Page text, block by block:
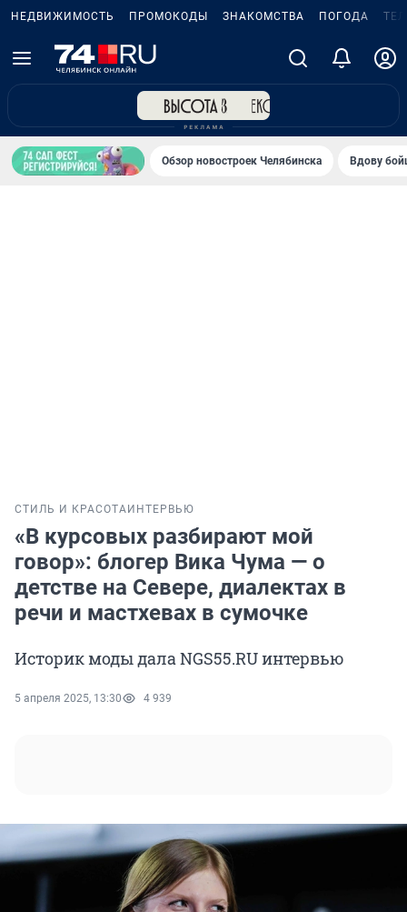
НЕДВИЖИМОСТЬ ПРОМОКОДЫ ЗНАКОМСТВА ПОГОДА
Обзор новостроек Челябинска Вдову
СТИЛЬ И КРАСОТА ИНТЕРВЬЮ
«В курсовых разбирают мой
говор»: блогер Вика Чума — о
детстве на Севере, диалектах в
речи и мастхевах в сумочке
Историк моды дала NGS55.RU интервью
5 апреля 2025, 13:30 4 939